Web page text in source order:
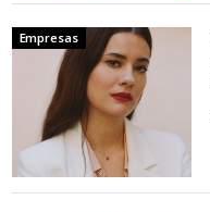
Empresas